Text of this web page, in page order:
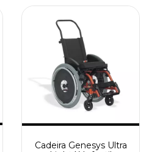
Cadeira Genesys Ultra